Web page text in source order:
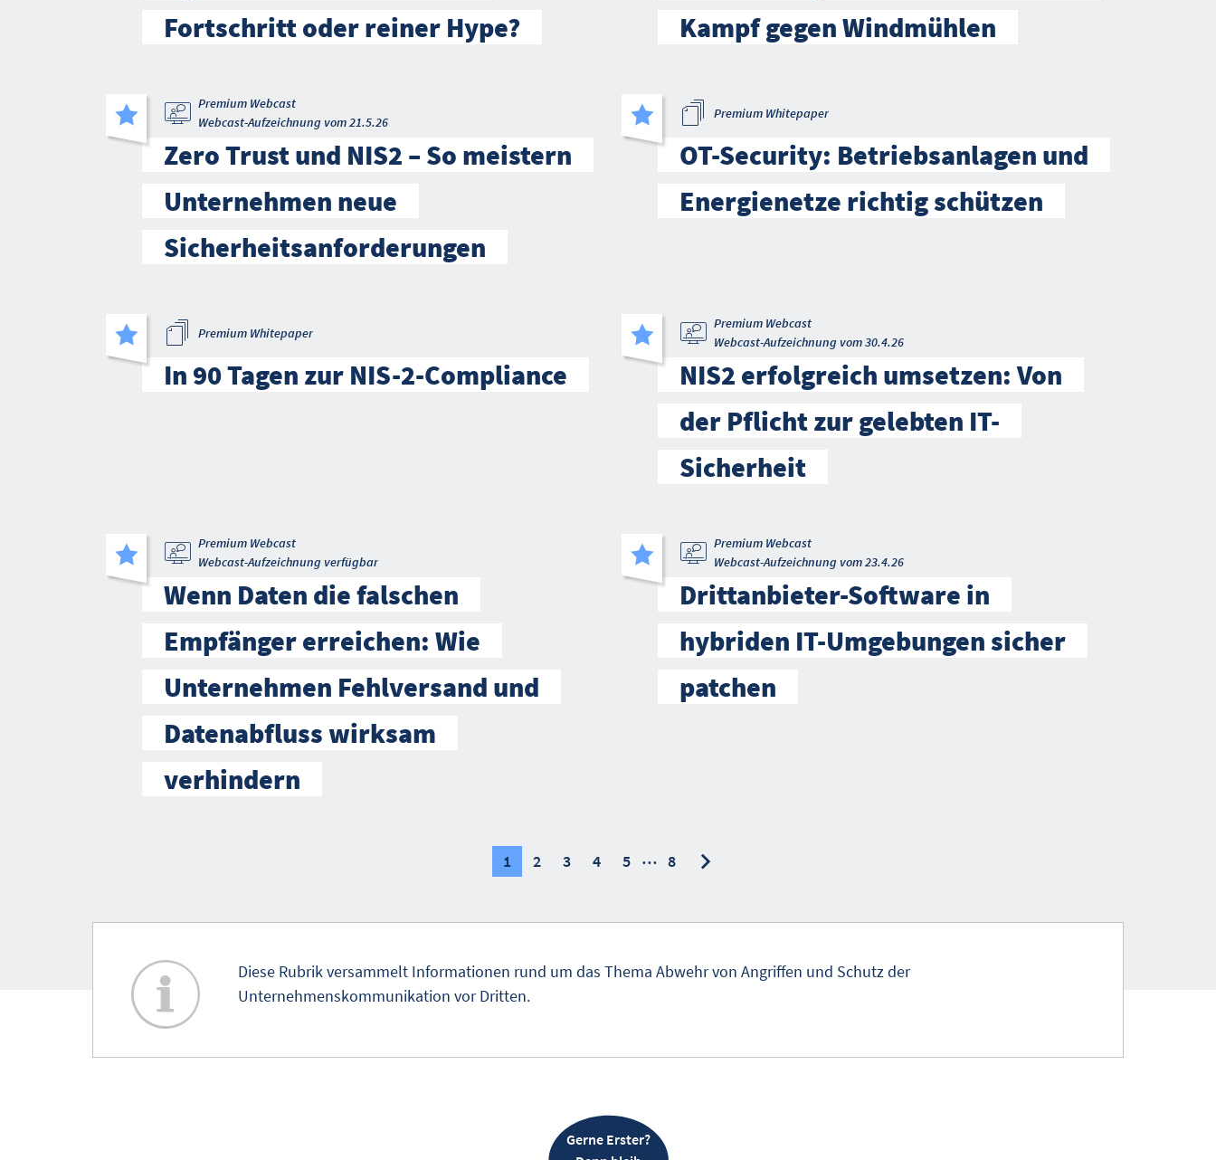
Fortschritt oder reiner Hype?
Kampf gegen Windmühlen
Premium Webcast
Webcast-Aufzeichnung vom 21.5.26
Zero Trust und NIS2 – So meistern
Unternehmen neue
Sicherheitsanforderungen
Premium Whitepaper
OT-Security: Betriebsanlagen und
Energienetze richtig schützen
Premium Whitepaper
In 90 Tagen zur NIS-2-Compliance
Premium Webcast
Webcast-Aufzeichnung vom 30.4.26
NIS2 erfolgreich umsetzen: Von
der Pflicht zur gelebten IT-
Sicherheit
Premium Webcast
Webcast-Aufzeichnung verfügbar
Wenn Daten die falschen
Empfänger erreichen: Wie
Unternehmen Fehlversand und
Datenabfluss wirksam
verhindern
Premium Webcast
Webcast-Aufzeichnung vom 23.4.26
Drittanbieter-Software in
hybriden IT-Umgebungen sicher
patchen
1 2 3 4 5 … 8nächste
Diese Rubrik versammelt Informationen rund um das Thema Abwehr von Angriffen und Schutz der
Unternehmenskommunikation vor Dritten.
Gerne Erster?